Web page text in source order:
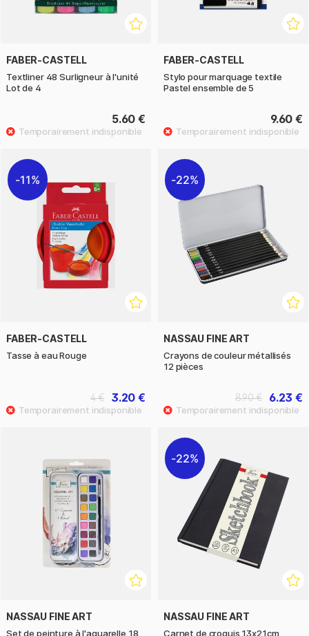
FABER-CASTELL
Textliner 48 Surligneur à l'unité
Lot de 4
5.60 €
FABER-CASTELL
Stylo pour marquage textile
Pastel ensemble de 5
9.60 €
11%
FABER-CASTELL
Tasse à eau Rouge
3.20 €
4 €
22%
NASSAU FINE ART
Crayons de couleur métallisés
12 pièces
6.23 €
8.90 €
NASSAU FINE ART
Set de peinture à l'aquarelle 18
22%
NASSAU FINE ART
Carnet de croquis 13x21cm